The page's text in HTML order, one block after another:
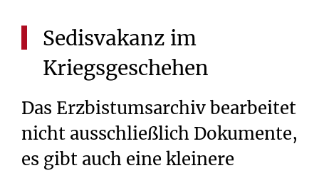
Sedisvakanz im
Kriegsgeschehen
Das Erzbistumsarchiv bearbeitet
nicht ausschließlich Dokumente,
es gibt auch eine kleinere